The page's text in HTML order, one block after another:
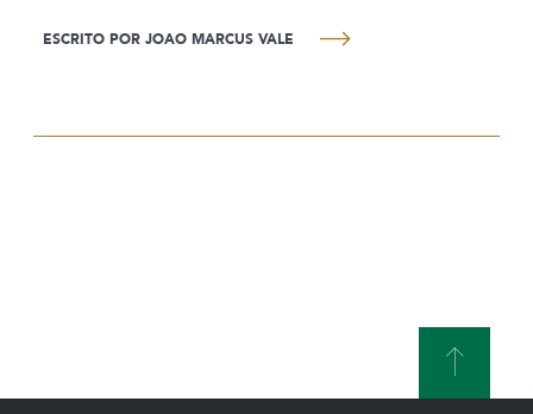
ESCRITO POR JOAO MARCUS VALE